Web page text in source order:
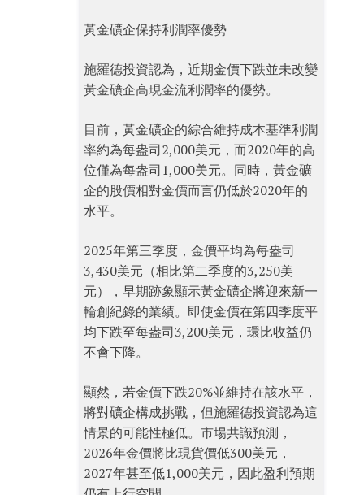
黃金礦企保持利潤率優勢
施羅德投資認為，近期金價下跌並未改變
黃金礦企高現金流利潤率的優勢。
目前，黃金礦企的綜合維持成本基準利潤
率約為每盎司2,000美元，而2020年的高
位僅為每盎司1,000美元。同時，黃金礦
企的股價相對金價而言仍低於2020年的
水平。
2025年第三季度，金價平均為每盎司
3,430美元（相比第二季度的3,250美
元），早期跡象顯示黃金礦企將迎來新一
輪創紀錄的業績。即使金價在第四季度平
均下跌至每盎司3,200美元，環比收益仍
不會下降。
顯然，若金價下跌20%並維持在該水平，
將對礦企構成挑戰，但施羅德投資認為這
情景的可能性極低。市場共識預測，
2026年金價將比現貨價低300美元，
2027年甚至低1,000美元，因此盈利預期